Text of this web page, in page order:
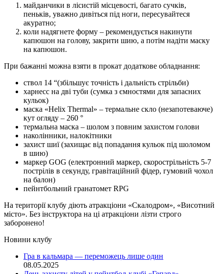
майданчики в лісистій місцевості, багато сучків,
пеньків, уважно дивіться під ноги, пересувайтеся
акуратно;
коли надягнете форму – рекомендується накинути
капюшон на голову, закрити шию, а потім надіти маску
на капюшон.
При бажанні можна взяти в прокат додаткове обладнання:
ствол 14 “(збільшує точність і дальність стрільби)
харнесс на дві туби (сумка з ємностями для запасних
кульок)
маска «Helix Thermal» – термальне скло (незапотеваюче)
кут огляду – 260 °
термальна маска – шолом з повним захистом голови
наколінники, налокітники
захист шиї (захищає від попадання кульок під шоломом
в шию)
маркер GOG (електронний маркер, скорострільність 5-7
пострілів в секунду, гравітаційний фідер, гумовий чохол
на балон)
пейнтбольний гранатомет RPG
На території клубу діють атракціони «Скалодром», «Висотний
місто». Без інструктора на ці атракціони лізти строго
заборонено!
Новини клубу
Гра в кальмара — переможець лише один
08.05.2025